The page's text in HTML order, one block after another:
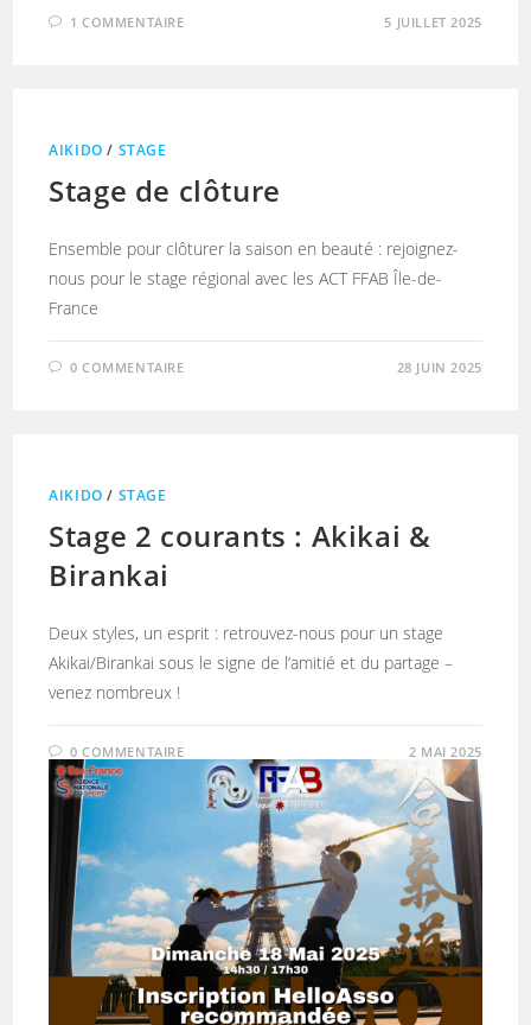
1 COMMENTAIRE 5 JUILLET 2025
AIKIDO / STAGE
Stage de clôture
Ensemble pour clôturer la saison en beauté : rejoignez-
nous pour le stage régional avec les ACT FFAB Île-de-
France
0 COMMENTAIRE 28 JUIN 2025
AIKIDO / STAGE
Stage 2 courants : Akikai &
Birankai
Deux styles, un esprit : retrouvez-nous pour un stage
Akikai/Birankai sous le signe de l’amitié et du partage –
venez nombreux !
0 COMMENTAIRE 2 MAI 2025